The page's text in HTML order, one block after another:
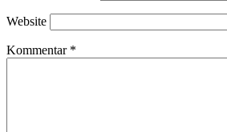
Website
Kommentar *